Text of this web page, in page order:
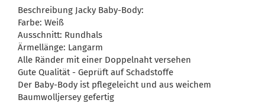
Beschreibung Jacky Baby-Body:
Farbe: Weiß
Ausschnitt: Rundhals
Ärmellänge: Langarm
Alle Ränder mit einer Doppelnaht versehen
Gute Qualität - Geprüft auf Schadstoffe
Der Baby-Body ist pflegeleicht und aus weichem
Baumwolljersey gefertig